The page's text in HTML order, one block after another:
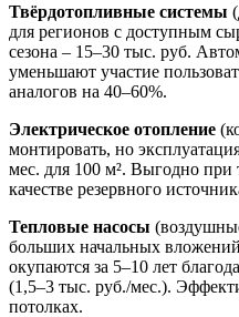
Твёрдотопливные системы
для регионов с доступным
сезона – 15–30 тыс. руб.
уменьшают участие
аналогов на 40–60%.
Электрическое отопление
монтировать, но
мес. для 100 м². Выгодно
качестве резервного
Тепловые насосы
больших начальных
окупаются за 5–10 лет
(1,5–3 тыс. руб./мес.).
потолках.